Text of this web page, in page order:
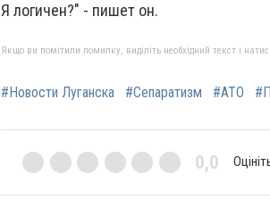
Я логичен?" - пишет он.
Якщо ви помітили помилку, виділіть необхідний текст і
#Новости Луганска #Сепаратизм #АТО
0,0